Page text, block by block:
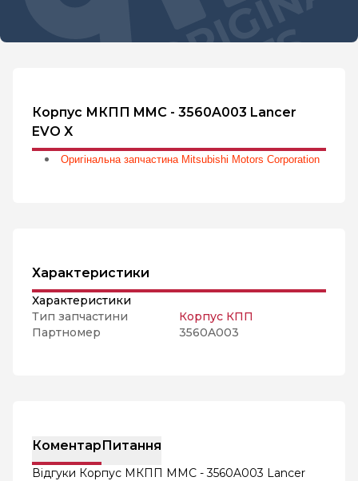
Корпус МКПП MMC - 3560A003 Lancer
EVO X
Оригінальна запчастина Mitsubishi Motors Corporation
Характеристики
Характеристики
Тип запчастини
Корпус КПП
Партномер
3560A003
КоментарПитання
Відгуки Корпус МКПП MMC - 3560A003 Lancer